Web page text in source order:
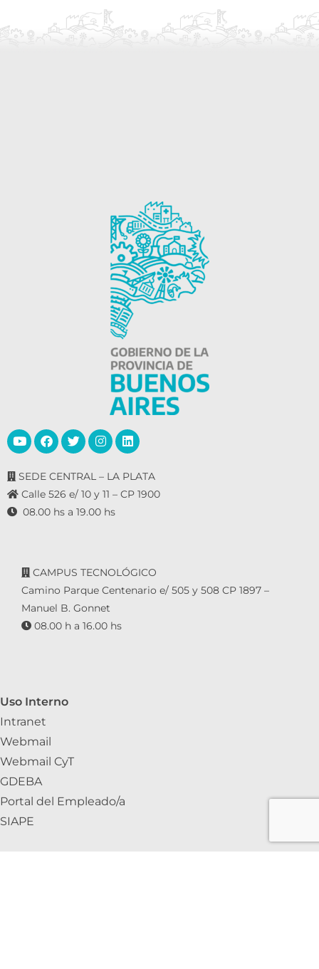
SEDE CENTRAL – LA PLATA
Calle 526 e/ 10 y 11 – CP 1900
08.00 hs a 19.00 hs
CAMPUS TECNOLÓGICO
Camino Parque Centenario e/ 505 y 508 CP 1897 –
Manuel B. Gonnet
08.00 h a 16.00 hs
Uso Interno
Intranet
Webmail
Webmail CyT
GDEBA
Portal del Empleado/a
SIAPE